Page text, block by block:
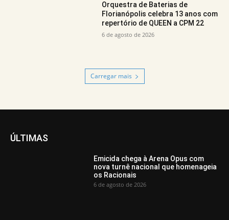
Orquestra de Baterias de
Florianópolis celebra 13 anos com
repertório de QUEEN a CPM 22
6 de agosto de 2026
Carregar mais
ÚLTIMAS
Emicida chega à Arena Opus com
nova turnê nacional que homenageia
os Racionais
6 de agosto de 2026